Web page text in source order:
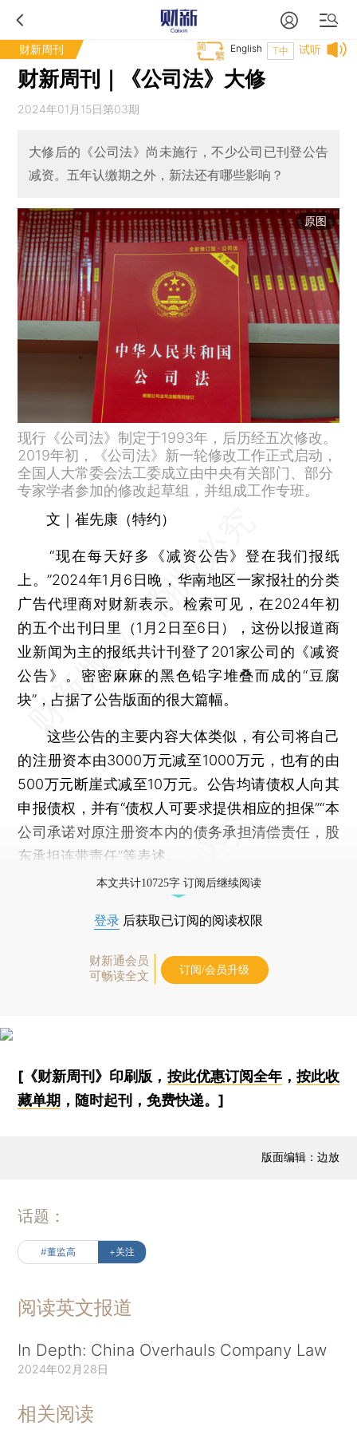
财新周刊 试听
T中
English
财新周刊｜《公司法》大修
2024年01月15日第03期
大修后的《公司法》尚未施行，不少公司已刊登公告
减资。五年认缴期之外，新法还有哪些影响？
原图
现行《公司法》制定于1993年，后历经五次修改。
2019年初，《公司法》新一轮修改工作正式启动，
全国人大常委会法工委成立由中央有关部门、部分
专家学者参加的修改起草组，并组成工作专班。
文｜崔先康（特约）
“现在每天好多《减资公告》登在我们报纸
上。”2024年1月6日晚，华南地区一家报社的分类
广告代理商对财新表示。检索可见，在2024年初
的五个出刊日里（1月2日至6日），这份以报道商
业新闻为主的报纸共计刊登了201家公司的《减资
公告》。密密麻麻的黑色铅字堆叠而成的“豆腐
块”，占据了公告版面的很大篇幅。
这些公告的主要内容大体类似，有公司将自己
的注册资本由3000万元减至1000万元，也有的由
500万元断崖式减至10万元。公告均请债权人向其
申报债权，并有“债权人可要求提供相应的担保”“本
公司承诺对原注册资本内的债务承担清偿责任，股
东承担连带责任”等表述。
本文共计10725字 订阅后继续阅读
登录 后获取已订阅的阅读权限
财新通会员
可畅读全文
订阅/会员升级
[《财新周刊》印刷版， 按此优惠订阅全年， 按此收
藏单期 ，随时起刊，免费快递。]
版面编辑：边放
话题：
#董监高 +关注
阅读英文报道
In Depth: China Overhauls Company Law
2024年02月28日
相关阅读